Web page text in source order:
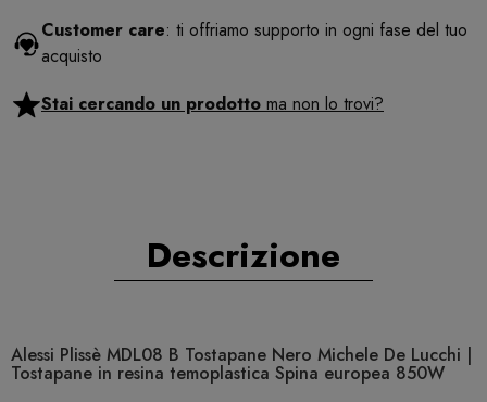
Customer care: ti offriamo supporto in ogni fase del tuo
acquisto
Stai cercando un prodotto ma non lo trovi?
Descrizione
Alessi Plissè MDL08 B Tostapane Nero Michele De Lucchi |
Tostapane in resina temoplastica Spina europea 850W